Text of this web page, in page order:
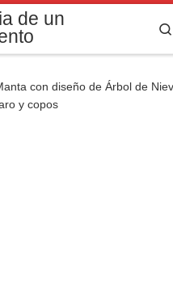
de un
con diseño de Árbol de
y copos